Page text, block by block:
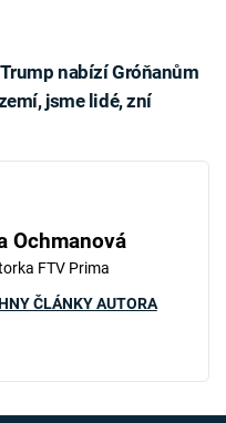
nabízí Gróňanům
jsme lidé, zní
Ochmanová
FTV Prima
ČLÁNKY AUTORA